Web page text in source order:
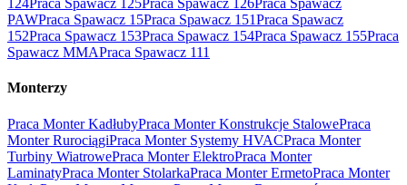
124Praca Spawacz 125Praca Spawacz 126Praca Spawacz
PAWPraca Spawacz 15Praca Spawacz 151Praca Spawacz
152Praca Spawacz 153Praca Spawacz 154Praca Spawacz 155Praca
Spawacz MMAPraca Spawacz 111
Monterzy
Praca Monter KadłubyPraca Monter Konstrukcje StalowePraca
Monter RurociągiPraca Monter Systemy HVACPraca Monter
Turbiny WiatrowePraca Monter ElektroPraca Monter
LaminatyPraca Monter StolarkaPraca Monter ErmetoPraca Monter